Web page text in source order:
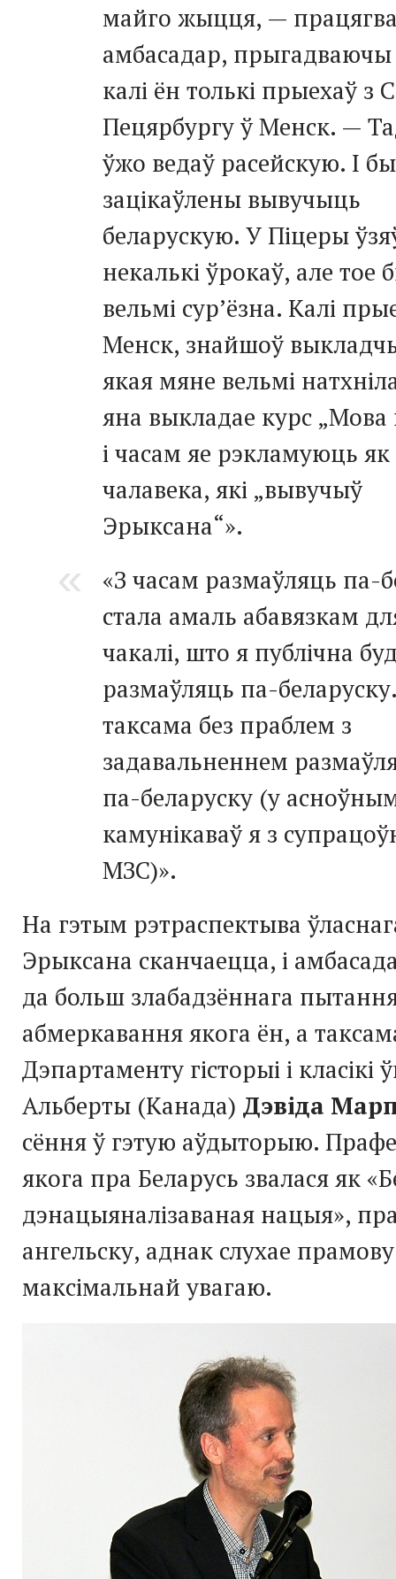
майго жыцця, —
амбасадар, прыгадваючы
калі ён толькі прыехаў з
Пецярбургу ў Менск. —
ўжо ведаў расейскую. І
зацікаўлены вывучыць
беларускую. У Піцеры
некалькі ўрокаў, але тое
вельмі сур’ёзна. Калі
Менск, знайшоў
якая мяне вельмі
яна выкладае курс „Мова
і часам яе рэкламуюць як
чалавека, які „вывучыў
Эрыксана“».
«З часам размаўляць па-
стала амаль абавязкам
чакалі, што я публічна
размаўляць па-
таксама без праблем з
задавальненнем
па-беларуску (у
камунікаваў я з
МЗС)».
На гэтым рэтраспектыва
Эрыксана сканчаецца, і
да больш злабадзённага
абмеркавання якога ён, а
Дэпартаменту гісторыі і класікі
Альберты (Канада) Дэвіда
сёння ў гэтую аўдыторыю.
якога пра Беларусь звалася як
дэнацыяналізаваная нацыя»,
ангельску, аднак слухае
максімальнай увагаю.